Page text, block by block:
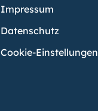
Impressum
Datenschutz
Cookie-Einstellungen